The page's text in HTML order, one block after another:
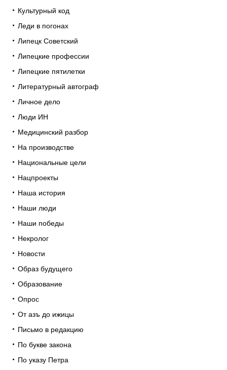
Культурный код
Леди в погонах
Липецк Советский
Липецкие профессии
Липецкие пятилетки
Литературный автограф
Личное дело
Люди ИН
Медицинский разбор
На производстве
Национальные цели
Нацпроекты
Наша история
Наши люди
Наши победы
Некролог
Новости
Образ будущего
Образование
Опрос
От азъ до ижицы
Письмо в редакцию
По букве закона
По указу Петра